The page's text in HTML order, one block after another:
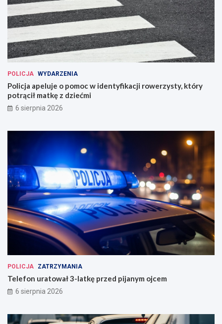
POLICJA WYDARZENIA
Policja apeluje o pomoc w identyfikacji rowerzysty, który
potrącił matkę z dziećmi
6 sierpnia 2026
POLICJA ZATRZYMANIA
Telefon uratował 3-latkę przed pijanym ojcem
6 sierpnia 2026